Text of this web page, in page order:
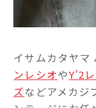
イサムカタヤマ
ンレシオやY’2
ズなどアメカジ